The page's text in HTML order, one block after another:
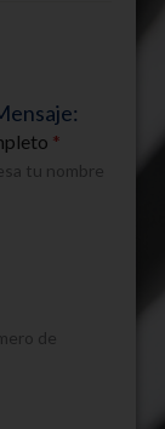
*
tu nombre
de